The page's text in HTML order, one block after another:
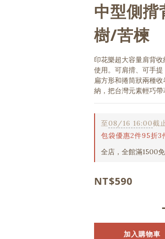
中型側
樹/苦楝
印花樂超大容量肩背
使用。可肩揹、可手
扁方形和捲筒狀兩種
納，把台灣元素輕巧帶
至08/16 16:00截
包袋優惠2件95折3
全店，全館滿1500
NT$590
加入購物車